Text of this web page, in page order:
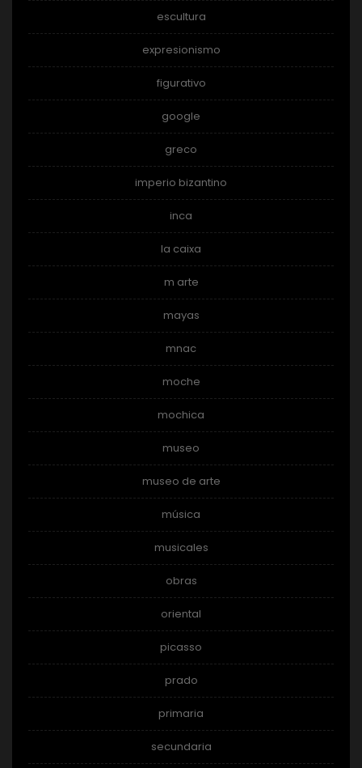
escultura
expresionismo
figurativo
google
greco
imperio bizantino
inca
la caixa
m arte
mayas
mnac
moche
mochica
museo
museo de arte
música
musicales
obras
oriental
picasso
prado
primaria
secundaria